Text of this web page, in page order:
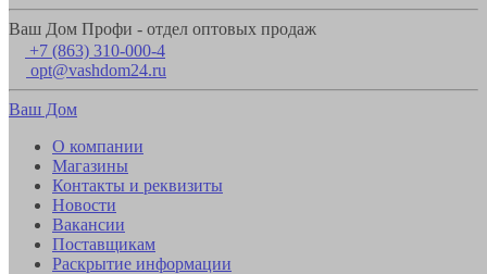
Ваш Дом Профи - отдел оптовых продаж
+7 (863) 310-000-4
opt@vashdom24.ru
Ваш Дом
О компании
Магазины
Контакты и реквизиты
Новости
Вакансии
Поставщикам
Раскрытие информации